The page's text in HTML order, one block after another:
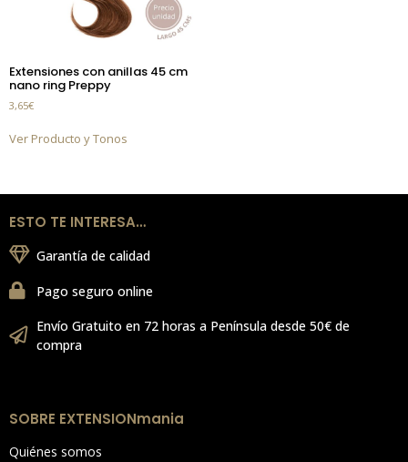
Extensiones con anillas 45 cm
nano ring Preppy
3,65€
Ver Producto y Tonos
ESTO TE INTERESA…
Garantía de calidad
Pago seguro online
Envío Gratuito en 72 horas a Península desde 50€ de
compra
SOBRE EXTENSIONmania
Quiénes somos